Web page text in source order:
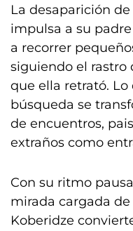
La desaparición
impulsa a su
a recorrer
siguiendo el rastro
que ella retrató.
búsqueda se
de encuentros,
extraños como
Con su ritmo
mirada cargada
Koberidze